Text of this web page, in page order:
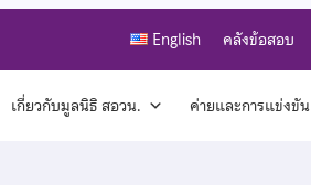
English คลังข้อสอบ
เกี่ยวกับมูลนิธิ สอวน. ค่ายและการแข่งขัน